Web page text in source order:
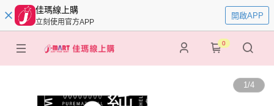
佳瑪線上購
立刻使用官方APP
開啟APP
0
1/4